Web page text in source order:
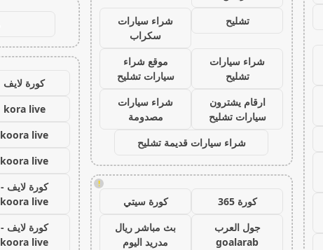
تشليح
شراء سيارات
سكراب
شراء سيارات
تشليح
موقع شراء
سيارات تشليح
ارقام يشترون
سيارات تشليح
شراء سيارات
مصدومة
شراء سيارات قديمة تشليح
!
كورة 365
كورة سيتي
جول العرب
goalarab
بث مباشر ريال
مدريد اليوم
كورة لايف
kora live
koora live
koora live
كورة لايف -
koora live
كورة لايف -
koora live